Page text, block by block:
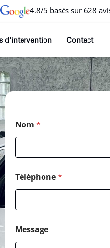
4.8/5 basés sur 628
d’intervention Contact
Nom *
Téléphone*
Message